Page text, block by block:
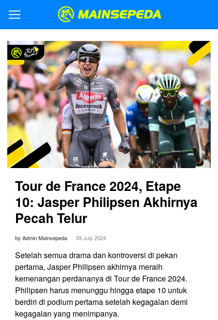
Tour de France 2024, Etape
10: Jasper Philipsen Akhirnya
Pecah Telur
by Admin Mainsepeda 09 July 2024
Setelah semua drama dan kontroversi di pekan
pertama, Jasper Philipsen akhirnya meraih
kemenangan perdananya di Tour de France 2024.
Philipsen harus menunggu hingga etape 10 untuk
berdiri di podium pertama setelah kegagalan demi
kegagalan yang menimpanya.